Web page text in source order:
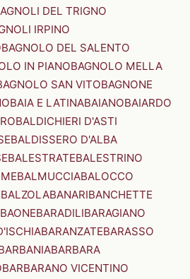
DEL TRIGNO
IRPINO
BAGNOLO DEL SALENTO
IN PIANOBAGNOLO MELLA
SAN VITOBAGNONE
BAIA E LATINABAIANOBAIARDO
BALDICHIERI D'ASTI
BALDISSERO D'ALBA
BALESTRATEBALESTRINO
BALMUCCIABALOCCO
BALZOLABANARIBANCHETTE
BAONEBARADILIBARAGIANO
BARANZATEBARASSO
BARBARA
BARBARANO VICENTINO